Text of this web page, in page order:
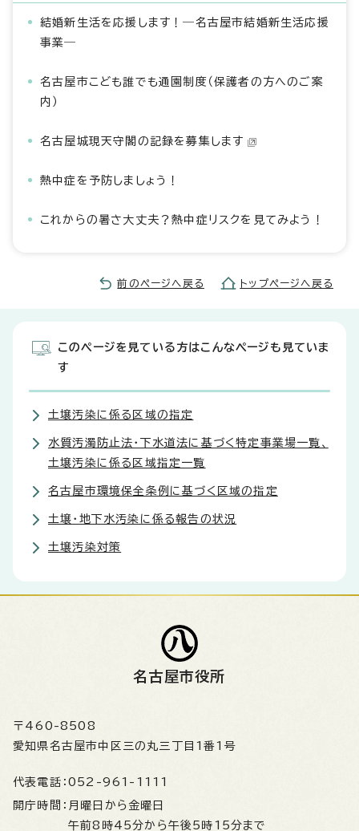
結婚新生活を応援します！―名古屋市結婚新生活応援
事業―
名古屋市こども誰でも通園制度（保護者の方へのご案
内）
名古屋城現天守閣の記録を募集します
熱中症を予防しましょう！
これからの暑さ大丈夫？熱中症リスクを見てみよう！
前のページへ戻る トップページへ戻る
このページを見ている方はこんなページも見ていま
す
土壌汚染に係る区域の指定
水質汚濁防止法・下水道法に基づく特定事業場一覧、
土壌汚染に係る区域指定一覧
名古屋市環境保全条例に基づく区域の指定
土壌・地下水汚染に係る報告の状況
土壌汚染対策
名古屋市役所
〒460-8508
愛知県名古屋市中区三の丸三丁目1番1号
代表電話： 052-961-1111
開庁時間： 月曜日から金曜日
午前8時45分から午後5時15分まで